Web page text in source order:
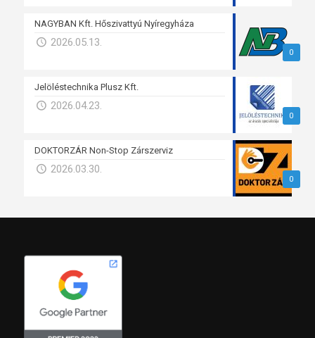
0
NAGYBAN Kft. Hőszivattyú Nyíregyháza
2026.05.13.
0
Jelöléstechnika Plusz Kft.
2026.04.23.
0
DOKTORZÁR Non-Stop Zárszerviz
2026.03.30.